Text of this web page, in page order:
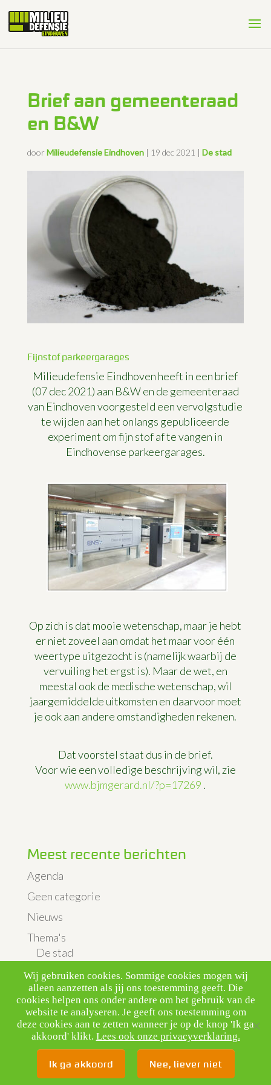
Brief aan gemeenteraad
en B&W
door Milieudefensie Eindhoven| 19 dec 2021 | De stad
Fijnstof parkeergarages
Milieudefensie Eindhoven heeft in een brief
(07 dec 2021) aan B&W en de gemeenteraad
van Eindhoven voorgesteld een vervolgstudie
te wijden aan het onlangs gepubliceerde
experiment om fijn stof af te vangen in
Eindhovense parkeergarages.
Op zich is dat mooie wetenschap, maar je hebt
er niet zoveel aan omdat het maar voor één
weertype uitgezocht is (namelijk waarbij de
vervuiling het ergst is). Maar de wet, en
meestal ook de medische wetenschap, wil
jaargemiddelde uitkomsten en daarvoor moet
je ook aan andere omstandigheden rekenen.
Dat voorstel staat dus in de brief.
Voor wie een volledige beschrijving wil, zie
www.bjmgerard.nl/?p=17269 .
Meest recente berichten
Agenda
Geen categorie
Nieuws
Thema's
De stad
Landbouw & Veeteelt
Luchtkwaliteit & verkeer
Vliegveld
Uitgelicht
Wij gebruiken cookies. Sommige cookies mogen wij
alleen aanzetten als jij ons toestemming geeft. Die
cookies helpen ons onder andere om het gebruik van de
website te analyseren. Je geeft ons toestemming om
deze cookies aan te zetten wanneer je op de knop 'Ik ga
akkoord' klikt. Lees ook onze privacyverklaring.
Ik ga akkoord Nee, liever niet